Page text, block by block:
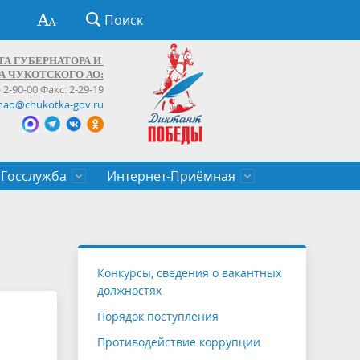
Поиск
ГУБЕРНАТОРА И
ЧУКОТСКОГО АО:
2-90-00 Факс: 2-29-19
gov.ru
Госслужба
служащих Чукотского автономного
Интернет-Приёмная
Конкурсы, сведения о вакантных
должностях
Порядок поступления
Противодействие коррупции